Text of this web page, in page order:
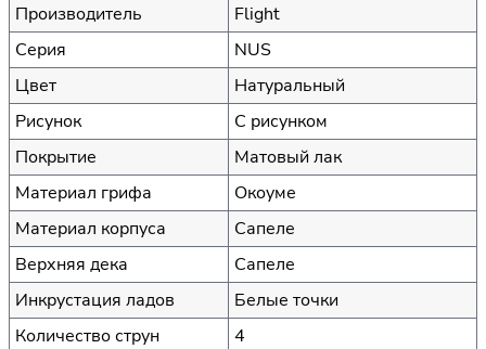
Производитель
Flight
Серия
NUS
Цвет
Натуральный
Рисунок
С рисунком
Покрытие
Матовый лак
Материал грифа
Окоуме
Материал корпуса
Сапеле
Верхняя дека
Сапеле
Инкрустация ладов
Белые точки
Количество струн
4